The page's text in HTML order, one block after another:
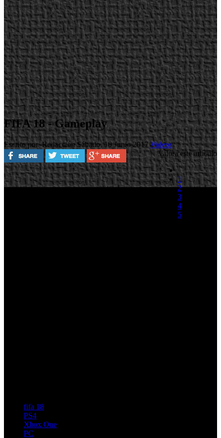
FIFA 18 - Gameplay
Escrito por RedacciónSábado, 10 Junio 2017Videos
Valora este artículo
1
2
3
4
5
fifa 18
PS4
Xbox One
PC